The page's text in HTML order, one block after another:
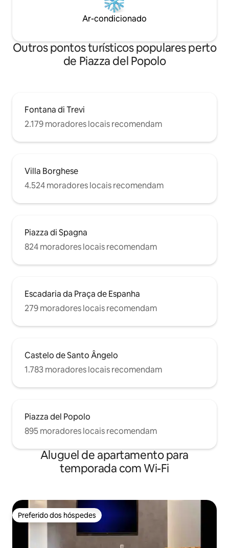
Ar-condicionado
Outros pontos turísticos populares perto
de Piazza del Popolo
Fontana di Trevi
2.179 moradores locais recomendam
Villa Borghese
4.524 moradores locais recomendam
Piazza di Spagna
824 moradores locais recomendam
Escadaria da Praça de Espanha
279 moradores locais recomendam
Castelo de Santo Ângelo
1.783 moradores locais recomendam
Piazza del Popolo
895 moradores locais recomendam
Aluguel de apartamento para
temporada com Wi-Fi
Preferido dos hóspedes
Preferido dos hóspedes